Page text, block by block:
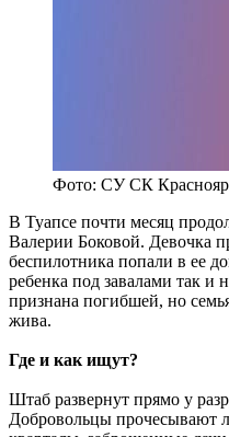
Фото: СУ СК
В Туапсе почти месяц
Валерии Боковой. Девочка
беспилотника попали в ее
ребенка под завалами так
признана погибшей, но
жива.
Где и как ищут?
Штаб развернут прямо у
Добровольцы прочесывают